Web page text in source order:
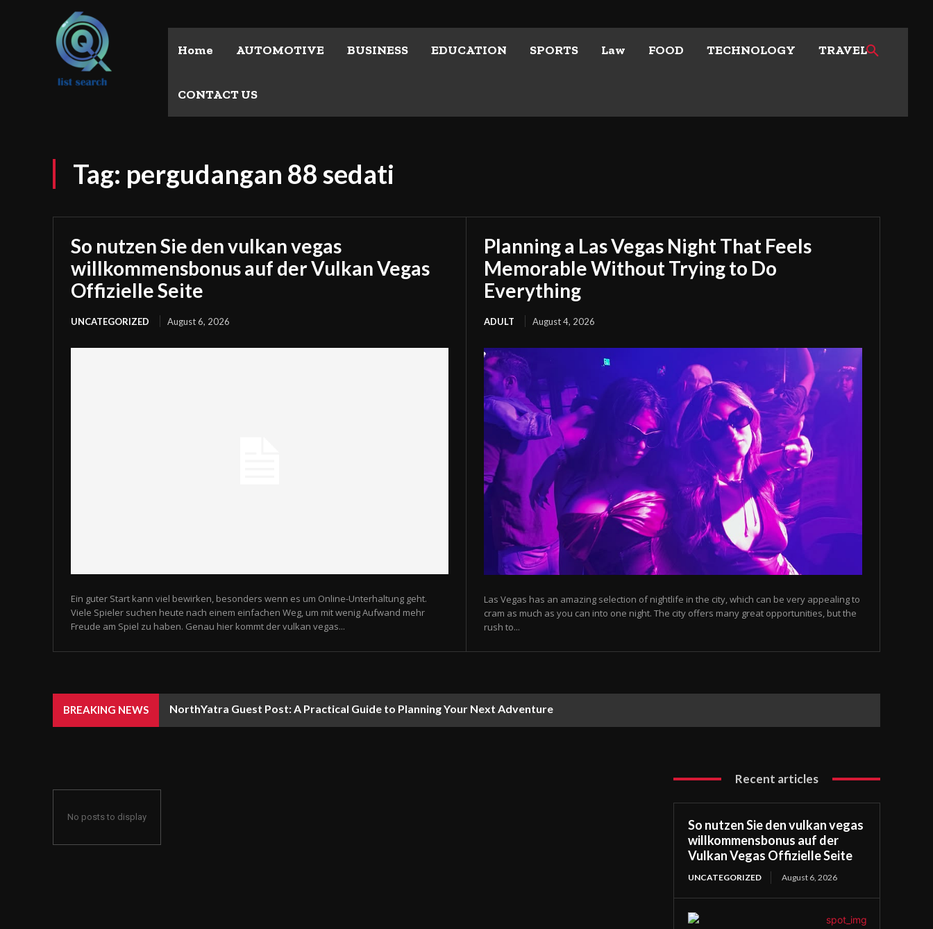
Home AUTOMOTIVE BUSINESS EDUCATION SPORTS Law FOOD TECHNOLOGY TRAVEL
CONTACT US
Tag: pergudangan 88 sedati
So nutzen Sie den vulkan vegas
willkommensbonus auf der Vulkan Vegas
Offizielle Seite
UNCATEGORIZED August 6, 2026
Ein guter Start kann viel bewirken, besonders wenn es um Online-Unterhaltung geht.
Viele Spieler suchen heute nach einem einfachen Weg, um mit wenig Aufwand mehr
Freude am Spiel zu haben. Genau hier kommt der vulkan vegas...
Planning a Las Vegas Night That Feels
Memorable Without Trying to Do
Everything
ADULT August 4, 2026
Las Vegas has an amazing selection of nightlife in the city, which can be very appealing to
cram as much as you can into one night. The city offers many great opportunities, but the
rush to...
BREAKING NEWS NorthYatra Guest Post: A Practical Guide to Planning Your Next Adventure
No posts to display
Recent articles
So nutzen Sie den vulkan vegas
willkommensbonus auf der
Vulkan Vegas Offizielle Seite
UNCATEGORIZED August 6, 2026